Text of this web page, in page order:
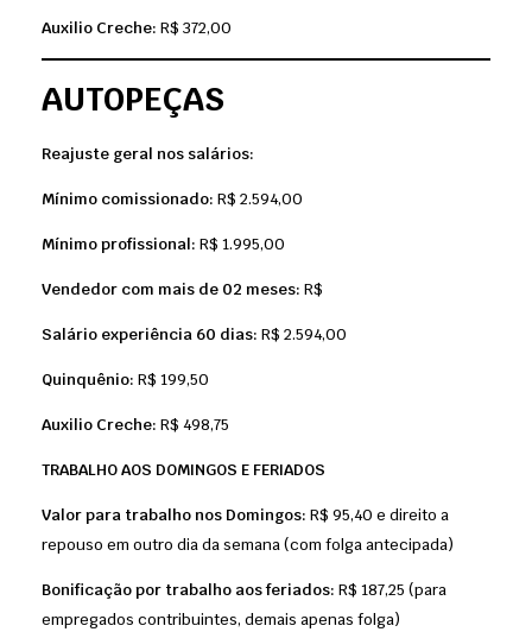
Auxilio Creche: R$ 372,00
AUTOPEÇAS
Reajuste geral nos salários:
Mínimo comissionado: R$ 2.594,00
Mínimo profissional: R$ 1.995,00
Vendedor com mais de 02 meses: R$
Salário experiência 60 dias: R$ 2.594,00
Quinquênio: R$ 199,50
Auxilio Creche: R$ 498,75
TRABALHO AOS DOMINGOS E FERIADOS
Valor para trabalho nos Domingos: R$ 95,40 e direito a
repouso em outro dia da semana (com folga antecipada)
Bonificação por trabalho aos feriados: R$ 187,25 (para
empregados contribuintes, demais apenas folga)